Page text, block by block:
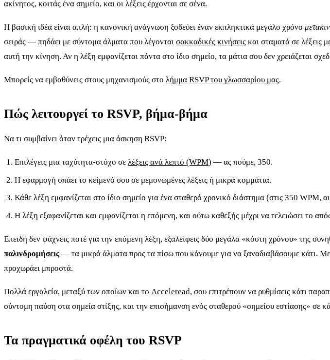
ακίνητος, κοιτάς ένα σημείο, και οι λέξεις έρχονται σε σένα.
Η βασική ιδέα είναι απλή: η κανονική ανάγνωση ξοδεύει έναν εκπληκτικά μεγάλο χρόνο
σειράς — πηδάει με σύντομα άλματα που λέγονται σακκαδικές κινήσεις και σταματά σε λέξεις
αυτή την κίνηση. Αν η λέξη εμφανίζεται πάντα στο ίδιο σημείο, τα μάτια σου δεν χρειάζεται
Μπορείς να εμβαθύνεις στους μηχανισμούς στο λήμμα RSVP του γλωσσαρίου μας.
Πώς λειτουργεί το RSVP, βήμα-βήμα
Να τι συμβαίνει όταν τρέχεις μια άσκηση RSVP:
Επιλέγεις μια ταχύτητα-στόχο σελέξεις ανά λεπτό (WPM) — ας πούμε, 350.
Η εφαρμογή σπάει το κείμενό σου σε μεμονωμένες λέξεις ή μικρά κομμάτια.
Κάθε λέξη εμφανίζεται στο ίδιο σημείο για ένα σταθερό χρονικό διάστημα (στις 350 WPM,
Η λέξη εξαφανίζεται και εμφανίζεται η επόμενη, και ούτω καθεξής μέχρι να τελειώσει το
Επειδή δεν ψάχνεις ποτέ για την επόμενη λέξη, εξαλείφεις δύο μεγάλα «κόστη χρόνου» της
παλινδρομήσεις— τα μικρά άλματα προς τα πίσω που κάνουμε για να ξαναδιαβάσουμε κάτι. Με
προχωράει μπροστά.
Πολλά εργαλεία, μεταξύ των οποίων και το Acceleread, σου επιτρέπουν να ρυθμίσεις κάτι
σύντομη παύση στα σημεία στίξης, και την επισήμανση ενός σταθερού «σημείου εστίασης» σε
Τα πραγματικά οφέλη του RSVP